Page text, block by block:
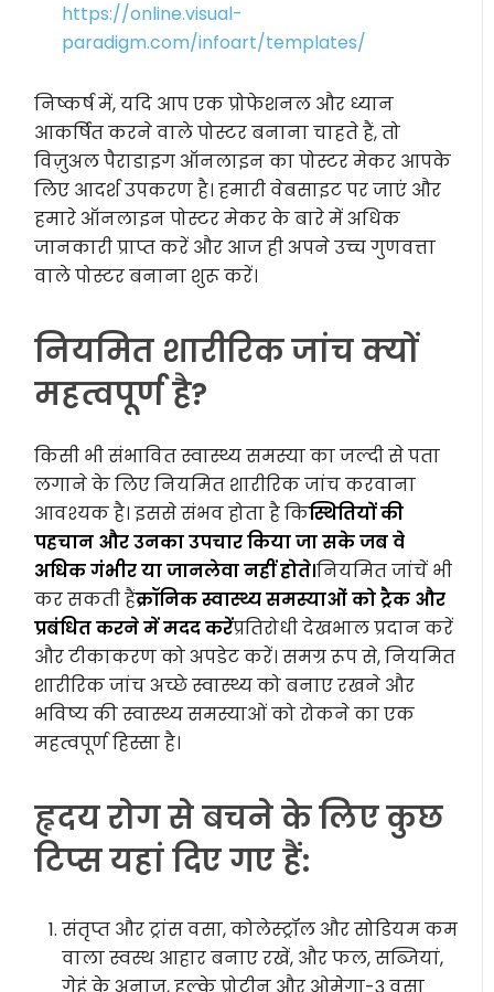
https://online.visual-
paradigm.com/infoart/templates/
निष्कर्ष में, यदि आप एक प्रोफेशनल और ध्यान
आकर्षित करने वाले पोस्टर बनाना चाहते हैं, तो
विज़ुअल पैराडाइग ऑनलाइन का पोस्टर मेकर आपके
लिए आदर्श उपकरण है। हमारी वेबसाइट पर जाएं और
हमारे ऑनलाइन पोस्टर मेकर के बारे में अधिक
जानकारी प्राप्त करें और आज ही अपने उच्च गुणवत्ता
वाले पोस्टर बनाना शुरू करें।
नियमित शारीरिक जांच क्यों
महत्वपूर्ण है?
किसी भी संभावित स्वास्थ्य समस्या का जल्दी से पता
लगाने के लिए नियमित शारीरिक जांच करवाना
आवश्यक है। इससे संभव होता है किस्थितियों की
पहचान और उनका उपचार किया जा सके जब वे
अधिक गंभीर या जानलेवा नहीं होते।नियमित जांचें भी
कर सकती हैंक्रॉनिक स्वास्थ्य समस्याओं को ट्रैक और
प्रबंधित करने में मदद करेंप्रतिरोधी देखभाल प्रदान करें
और टीकाकरण को अपडेट करें। समग्र रूप से, नियमित
शारीरिक जांच अच्छे स्वास्थ्य को बनाए रखने और
भविष्य की स्वास्थ्य समस्याओं को रोकने का एक
महत्वपूर्ण हिस्सा है।
हृदय रोग से बचने के लिए कुछ
टिप्स यहां दिए गए हैं:
संतृप्त और ट्रांस वसा, कोलेस्ट्रॉल और सोडियम कम
वाला स्वस्थ आहार बनाए रखें, और फल, सब्जियां,